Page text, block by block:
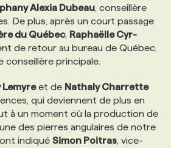
AVEC NOUS
NOS FORMATIONS
NOUS
Alexia Dubeau , conseillère
De plus, après un court passage
du Québec, Raphaëlle Cyr-
de retour au bureau de Québec,
principale.
Lemyreet de Nathaly Charrette
qui deviennent de plus en
à un moment où la production de
des pierres angulaires de notre
indiqué Simon Poitras , vice-